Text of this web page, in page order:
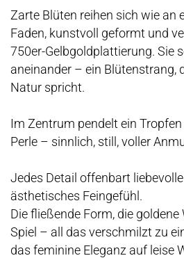
Zarte Blüten reihen sich wie an
Faden, kunstvoll geformt und
750er-Gelbgoldplattierung. Sie
aneinander – ein Blütenstrang,
Natur spricht.
Im Zentrum pendelt ein
Perle – sinnlich, still, voller
Jedes Detail offenbart
ästhetisches Feingefühl.
Die fließende Form, die
Spiel – all das verschmilzt zu
das feminine Eleganz auf leise